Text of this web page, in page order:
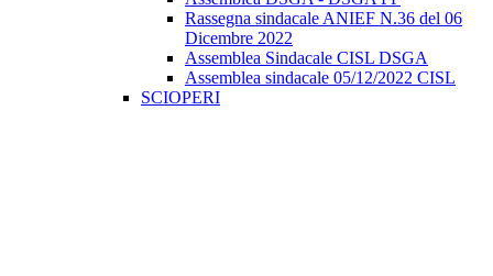
Rassegna sindacale ANIEF N.36 del 06
Dicembre 2022
Assemblea Sindacale CISL DSGA
Assemblea sindacale 05/12/2022 CISL
SCIOPERI